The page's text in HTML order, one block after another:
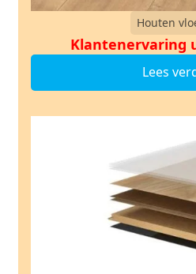
Houten
Klantenervaring
Lees